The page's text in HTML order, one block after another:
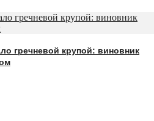
гречневой крупой: виновник